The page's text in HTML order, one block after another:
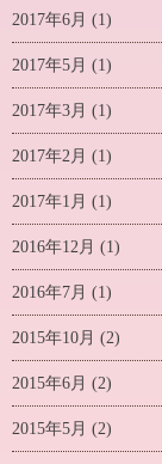
2017年6月 (1)
2017年5月 (1)
2017年3月 (1)
2017年2月 (1)
2017年1月 (1)
2016年12月 (1)
2016年7月 (1)
2015年10月 (2)
2015年6月 (2)
2015年5月 (2)